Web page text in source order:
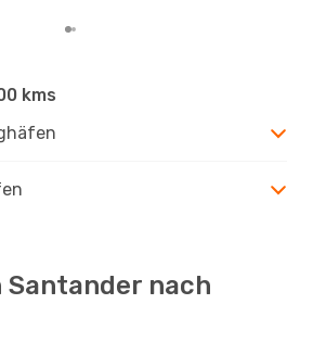
kms
Santander nach